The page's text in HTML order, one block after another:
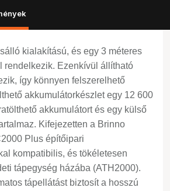
kialakítású, és egy 3 méteres
rendelkezik. Ezenkívül állítható
így könnyen felszerelhető
akkumulátorkészlet egy 12 600
akkumulátort és egy külső
Kifejezetten a Brinno
Plus építőipari
kompatibilis, és tökéletesen
tápegység házába (ATH2000).
tápellátást biztosít a hosszú